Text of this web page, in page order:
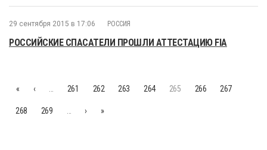
29 сентября 2015 в 17:06 РОССИЯ
РОССИЙСКИЕ СПАСАТЕЛИ ПРОШЛИ АТТЕСТАЦИЮ FIA
« ‹ 261 262 263 264 265 266 267
268 269 › »